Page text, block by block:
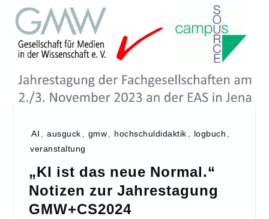
AI ausguck gmw hochschuldidaktik logbuch
veranstaltung
„KI ist das neue Normal.“
Notizen zur Jahrestagung
GMW+CS2024